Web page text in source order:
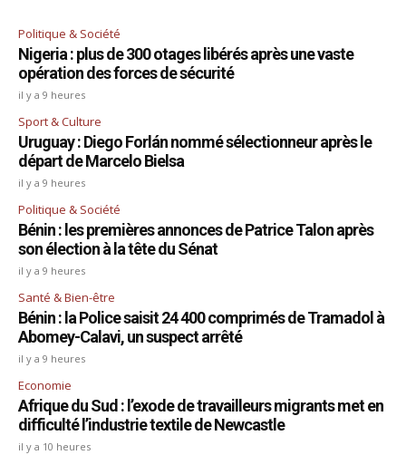
Politique & Société
Nigeria : plus de 300 otages libérés après une vaste
opération des forces de sécurité
il y a 9 heures
Sport & Culture
Uruguay : Diego Forlán nommé sélectionneur après le
départ de Marcelo Bielsa
il y a 9 heures
Politique & Société
Bénin : les premières annonces de Patrice Talon après
son élection à la tête du Sénat
il y a 9 heures
Santé & Bien-être
Bénin : la Police saisit 24 400 comprimés de Tramadol à
Abomey-Calavi, un suspect arrêté
il y a 9 heures
Economie
Afrique du Sud : l’exode de travailleurs migrants met en
difficulté l’industrie textile de Newcastle
il y a 10 heures